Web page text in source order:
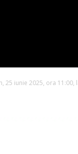
iunie 2025, ora 11:00,